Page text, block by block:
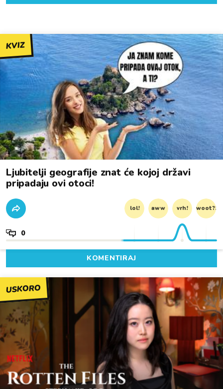
KVIZ
Ljubitelji geografije znat će kojoj državi
pripadaju ovi otoci!
lol! aww vrh! woot?!
0
KOMENTIRAJ
USKORO